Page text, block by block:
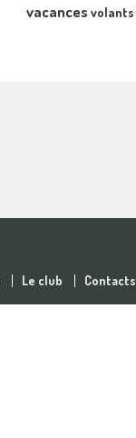
vacancesvolants
Le club Contacts